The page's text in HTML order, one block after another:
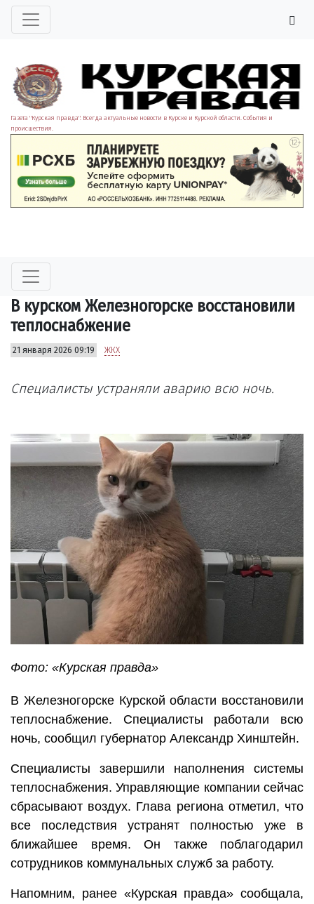
Газета "Курская правда". Всегда актуальные новости в Курске и Курской области. События и
происшествия.
В курском Железногорске восстановили
теплоснабжение
21 января 2026 09:19 ЖКХ
Специалисты устраняли аварию всю ночь.
Фото: «Курская правда»
В Железногорске Курской области восстановили
теплоснабжение. Специалисты работали всю
ночь, сообщил губернатор Александр Хинштейн.
Специалисты завершили наполнения системы
теплоснабжения. Управляющие компании сейчас
сбрасывают воздух. Глава региона отметил, что
все последствия устранят полностью уже в
ближайшее время. Он также поблагодарил
сотрудников коммунальных служб за работу.
Напомним, ранее «Курская правда» сообщала,